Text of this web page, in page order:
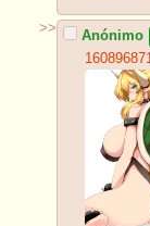
>> Anónimo